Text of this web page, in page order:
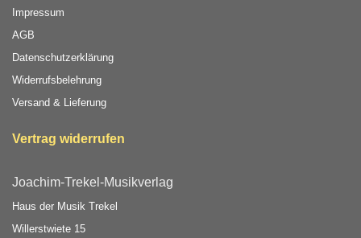
Impressum
AGB
Datenschutzerklärung
Widerrufsbelehrung
Versand & Lieferung
Vertrag widerrufen
Joachim-Trekel-Musikverlag
Haus der Musik Trekel
Willerstwiete 15